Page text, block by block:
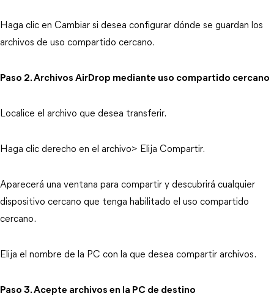
Haga clic en Cambiar si desea configurar dónde se guardan los
archivos de uso compartido cercano.
Paso 2. Archivos AirDrop mediante uso compartido cercano
Localice el archivo que desea transferir.
Haga clic derecho en el archivo> Elija Compartir.
Aparecerá una ventana para compartir y descubrirá cualquier
dispositivo cercano que tenga habilitado el uso compartido
cercano.
Elija el nombre de la PC con la que desea compartir archivos.
Paso 3. Acepte archivos en la PC de destino